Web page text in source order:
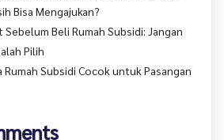
Bisa Mengajukan?
Sebelum Beli Rumah Subsidi: Jangan
Pilih
Rumah Subsidi Cocok untuk Pasangan